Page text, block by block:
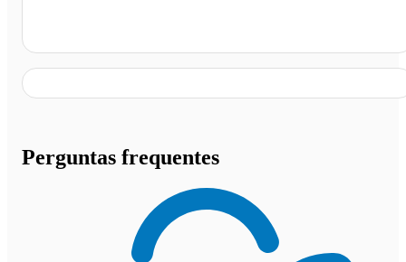
Perguntas frequentes